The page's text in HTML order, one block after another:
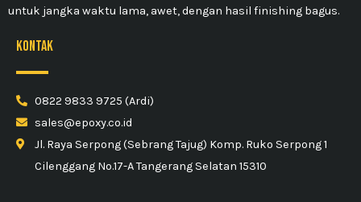
untuk jangka waktu lama, awet, dengan hasil finishing bagus.
kontak
0822 9833 9725 (Ardi)
sales@epoxy.co.id
Jl. Raya Serpong (Sebrang Tajug) Komp. Ruko Serpong 1
Cilenggang No.17-A Tangerang Selatan 15310